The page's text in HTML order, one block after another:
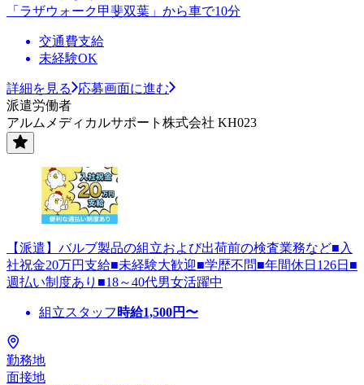
「ラザウォーク甲斐双葉」から車で10分
交通費支給
未経験OK
詳細を見る
応募画面に進む
派遣労働者
アルムメディカルサポート株式会社 KH023
【派遣】バルブ製品の組立および出荷前の検査業務など■入
社祝金20万円支給■未経験大歓迎■学歴不問■年間休日126日■
週払い制度あり■18～40代男女活躍中
組立スタッフ 時給1,500円〜
勤務地
面接地